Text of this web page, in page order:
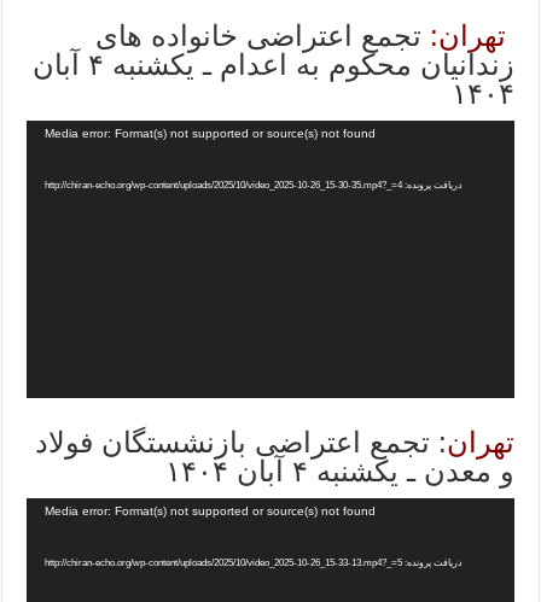
تهران: تجمع اعتراضی خانواده های
زندانیان محکوم به اعدام ـ یکشنبه ۴ آبان
۱۴۰۴
Media error: Format(s) not supported or source(s) not found
دریافت پرونده: http://chiran-echo.org/wp-content/uploads/2025/10/video_2025-10-26_15-30-35.mp4?_=4
تهران: تجمع اعتراضی بازنشستگان فولاد
و معدن ـ یکشنبه ۴ آبان ۱۴۰۴
Media error: Format(s) not supported or source(s) not found
دریافت پرونده: http://chiran-echo.org/wp-content/uploads/2025/10/video_2025-10-26_15-33-13.mp4?_=5